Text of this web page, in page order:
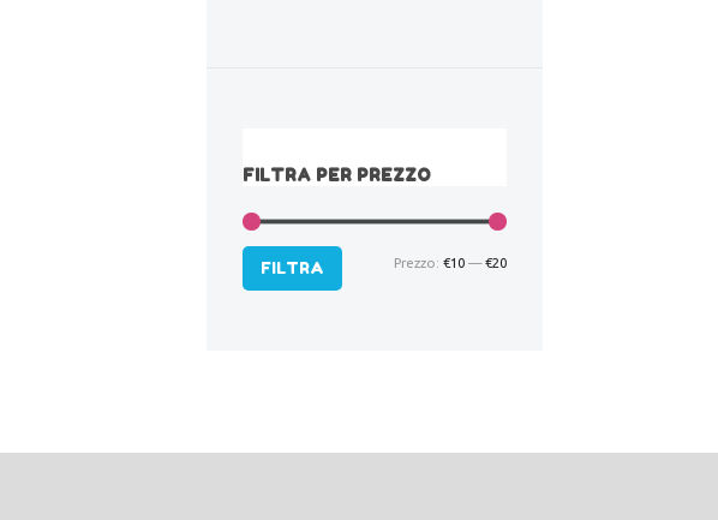
FILTRA PER PREZZO
Prezzo
Prezzo
FILTRA Prezzo: €10 —€20